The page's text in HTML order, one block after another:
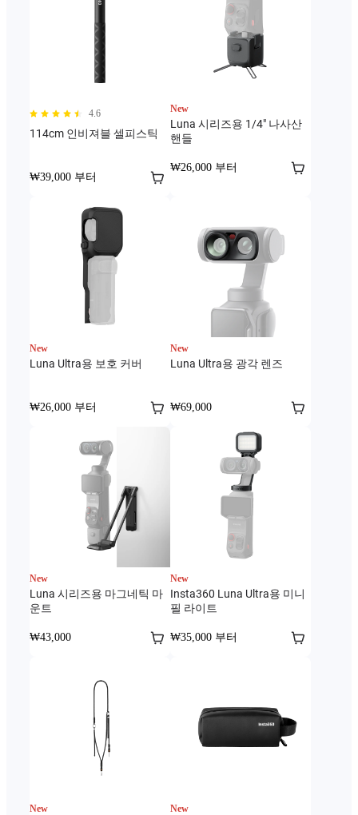
4.6
114cm 인비져블 셀피스틱
₩39,000 부터
New
Luna 시리즈용 1/4" 나사산
핸들
₩26,000 부터
New
Luna Ultra용 보호 커버
₩26,000 부터
New
Luna Ultra용 광각 렌즈
₩69,000
New
Luna 시리즈용 마그네틱 마
운트
₩43,000
New
Insta360 Luna Ultra용 미니
필 라이트
₩35,000 부터
New New